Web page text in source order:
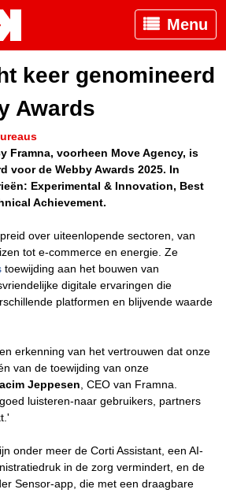
Menu
keer genomineerd
Awards
Framna, voorheen Move Agency, is
voor de Webby Awards 2025. In
Experimental & Innovation, Best
Achievement.
over uiteenlopende sectoren, van
tot e-commerce en energie. Ze
toewijding aan het bouwen van
digitale ervaringen die
platformen en blijvende waarde
erkenning van het vertrouwen dat onze
van de toewijding van onze
Jeppesen , CEO van Framna.
luisteren-naar gebruikers, partners
onder meer de Corti Assistant, een AI-
in de zorg vermindert, en de
Sensor-app, die met een draagbare